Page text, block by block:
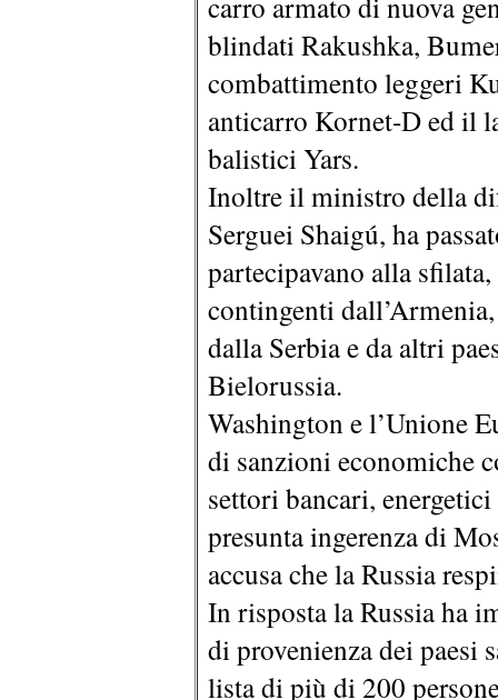
blindati Rakushka,
combattimento leggeri
anticarro Kornet-D ed il
balistici Yars.
Inoltre il ministro della
Serguei Shaigú, ha
partecipavano alla
contingenti
dalla Serbia e da altri
Bielorussia.
Washington e l’Unione
di sanzioni economiche
settori bancari,
presunta ingerenza di
accusa che la Russia
In risposta la Russia ha
di provenienza dei paesi
lista di più di 200